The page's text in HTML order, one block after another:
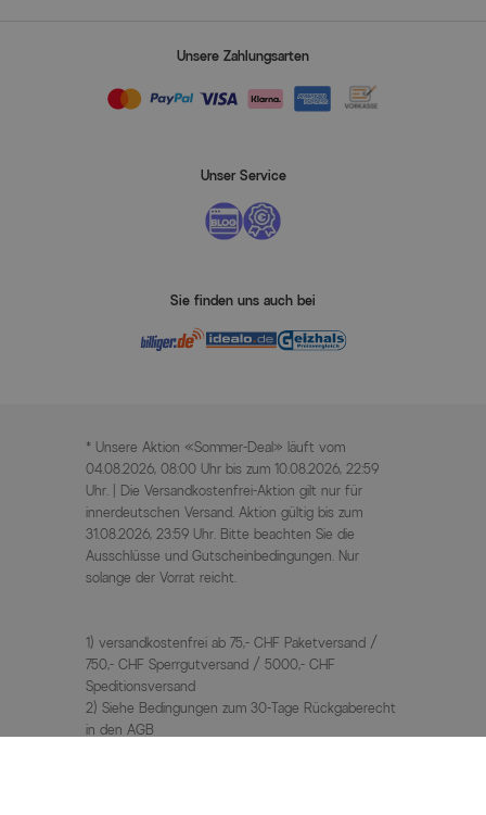
Unsere Zahlungsarten
Unser Service
Sie finden uns auch bei
* Unsere Aktion «Sommer-Deal» läuft vom
04.08.2026, 08:00 Uhr bis zum 10.08.2026, 22:59
Uhr. | Die Versandkostenfrei-Aktion gilt nur für
innerdeutschen Versand. Aktion gültig bis zum
31.08.2026, 23:59 Uhr. Bitte beachten Sie die
Ausschlüsse und Gutscheinbedingungen. Nur
solange der Vorrat reicht.
1) versandkostenfrei ab 75,- CHF Paketversand /
750,- CHF Sperrgutversand / 5000,- CHF
Speditionsversand
2) Siehe Bedingungen zum 30-Tage Rückgaberecht
in den AGB